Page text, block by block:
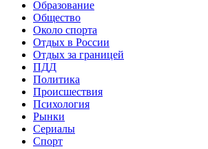
Образование
Общество
Около спорта
Отдых в России
Отдых за границей
ПДД
Политика
Происшествия
Психология
Рынки
Сериалы
Спорт